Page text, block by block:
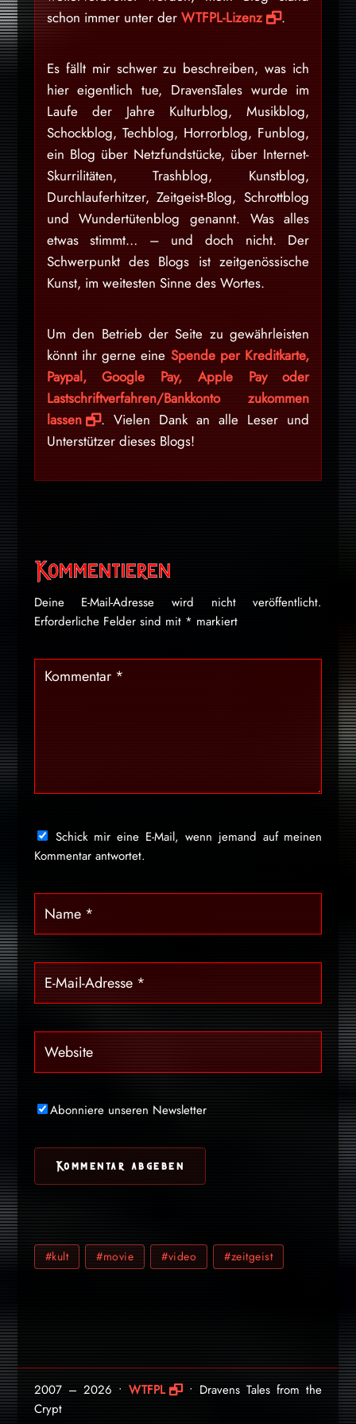
schon immer unter der WTFPL-Lizenz .
Es fällt mir schwer zu beschreiben, was ich
hier eigentlich tue, DravensTales wurde im
Laufe der Jahre Kulturblog, Musikblog,
Schockblog, Techblog, Horrorblog, Funblog,
ein Blog über Netzfundstücke, über Internet-
Skurrilitäten, Trashblog, Kunstblog,
Durchlauferhitzer, Zeitgeist-Blog, Schrottblog
und Wundertütenblog genannt. Was alles
etwas stimmt… – und doch nicht. Der
Schwerpunkt des Blogs ist zeitgenössische
Kunst, im weitesten Sinne des Wortes.
Um den Betrieb der Seite zu gewährleisten
könnt ihr gerne eine Spende per Kreditkarte,
Paypal, Google Pay, Apple Pay oder
Lastschriftverfahren/Bankkonto zukommen
lassen
. Vielen Dank an alle Leser und
Unterstützer dieses Blogs!
Kommentieren
Deine E-Mail-Adresse wird nicht veröffentlicht.
Erforderliche Felder sind mit * markiert
Schick mir eine E-Mail, wenn jemand auf meinen
Kommentar antwortet.
Abonniere unseren Newsletter
#kult #movie #video #zeitgeist
2007 – 2026 •WTFPL
• Dravens Tales from the
Crypt